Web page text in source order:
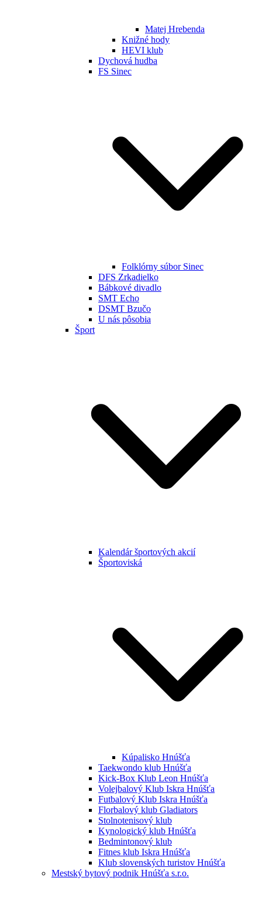
Matej Hrebenda
Knižné hody
HEVI klub
Dychová hudba
FS Sinec
Folklórny súbor Sinec
DFS Zrkadielko
Bábkové divadlo
SMT Echo
DSMT Bzučo
U nás pôsobia
Šport
Kalendár športových akcií
Športoviská
Kúpalisko Hnúšťa
Taekwondo klub Hnúšťa
Kick-Box Klub Leon Hnúšťa
Volejbalový Klub Iskra Hnúšťa
Futbalový Klub Iskra Hnúšťa
Florbalový klub Gladiators
Stolnotenisový klub
Kynologický klub Hnúšťa
Bedmintonový klub
Fitnes klub Iskra Hnúšťa
Klub slovenských turistov Hnúšťa
Mestský bytový podnik Hnúšťa s.r.o.